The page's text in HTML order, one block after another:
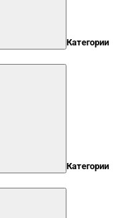
Категории
Категории